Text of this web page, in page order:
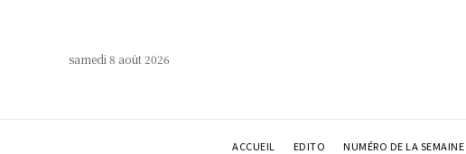
samedi 8 août 2026
ACCUEIL EDITO NUMÉRO DE LA SEMAINE